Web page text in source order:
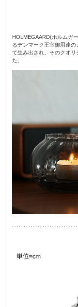
HOLMEGAARD(ホルムガ
るデンマーク王室御用達
て生み出され、そのクオリ
た。